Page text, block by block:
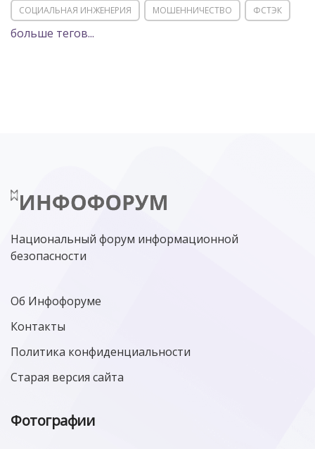
СОЦИАЛЬНАЯ ИНЖЕНЕРИЯ МОШЕННИЧЕСТВО ФСТЭК
POSITIVE TECHNOLOGIES
МИНЦИФРЫ РОССИИ NGFW
больше тегов...
Национальный форум информационной
безопасности
Об Инфофоруме
Контакты
Политика конфиденциальности
Старая версия сайта
Фотографии